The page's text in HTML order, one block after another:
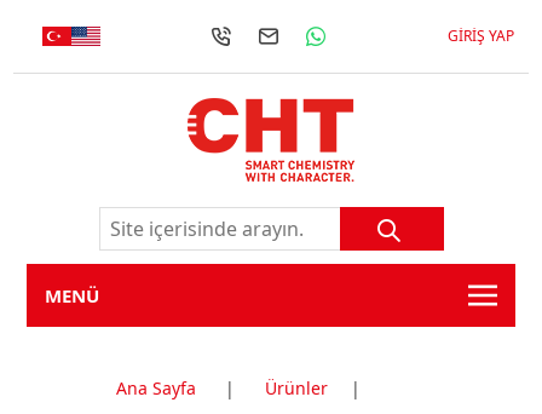
GIRIŞ YAP
MENÜ
Ana Sayfa | Ürünler
|